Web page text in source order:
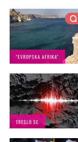
"EVROPSKA AFRIKA"
TRESLO SE